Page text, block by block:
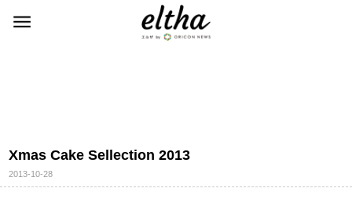
Xmas Cake Sellection 2013
2013-10-28